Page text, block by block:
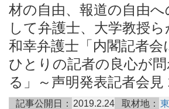
材の自由、報道の自由へ
して弁護士、大学教授
和幸弁護士「内閣記者会
ひとりの記者の良心が
る」～声明発表記者会見
記事公開日： 2019.2.24 取材地：